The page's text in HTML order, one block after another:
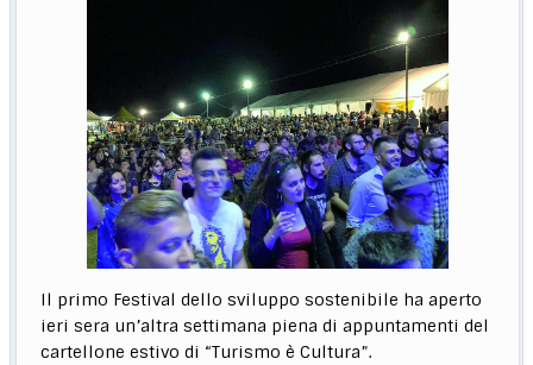
Il primo Festival dello sviluppo sostenibile ha aperto
ieri sera un’altra settimana piena di appuntamenti del
cartellone estivo di “Turismo è Cultura”.